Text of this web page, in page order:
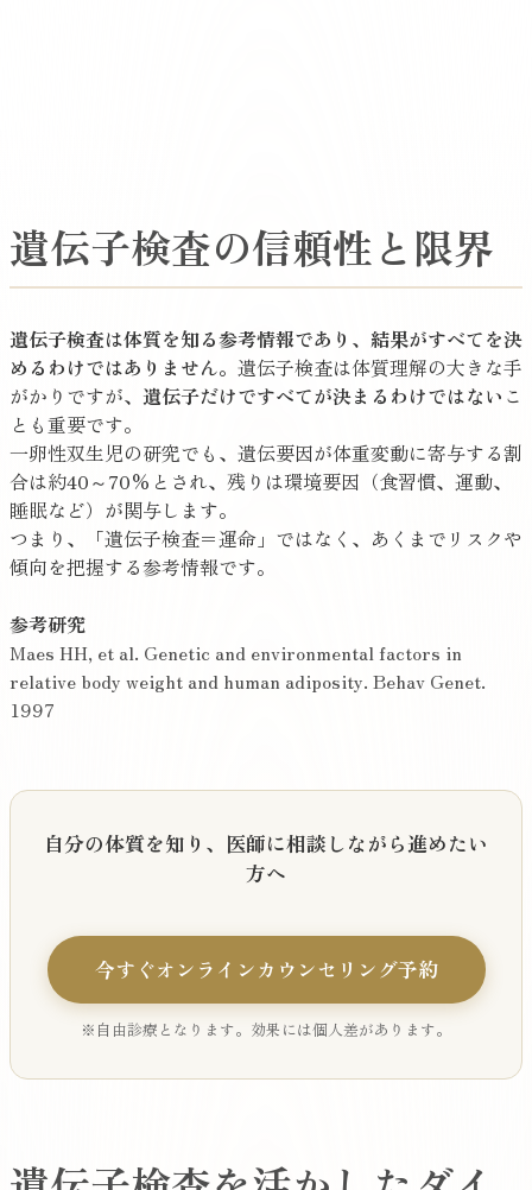
遺伝子検査の信頼性と限界
遺伝子検査は体質を知る参考情報であり、結果がすべてを決
めるわけではありません。 遺伝子検査は体質理解の大きな手
がかりですが、 遺伝子だけですべてが決まるわけではない こ
とも重要です。
一卵性双生児の研究でも、遺伝要因が体重変動に寄与する割
合は約40～70%とされ、残りは環境要因（食習慣、運動、
睡眠など）が関与します。
つまり、「遺伝子検査＝運命」ではなく、あくまでリスクや
傾向を把握する参考情報です。
参考研究
Maes HH, et al. Genetic and environmental factors in
relative body weight and human adiposity. Behav Genet.
1997
自分の体質を知り、医師に相談しながら進めたい
方へ
今すぐオンラインカウンセリング予約
※自由診療となります。効果には個人差があります。